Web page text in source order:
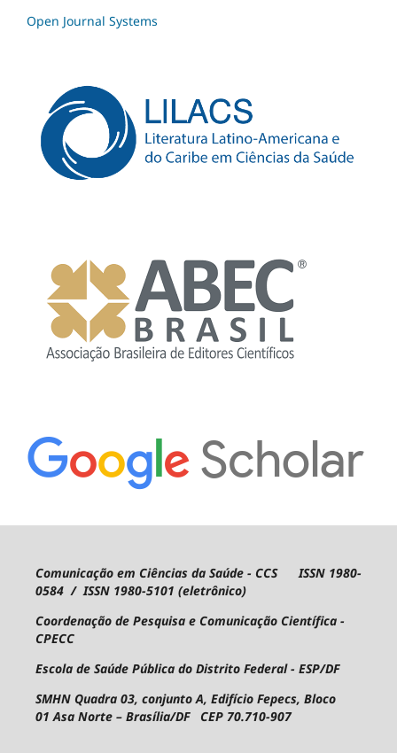
Open Journal Systems
Comunicação em Ciências da Saúde - CCS ISSN 1980-
0584 / ISSN 1980-5101 (eletrônico)
Coordenação de Pesquisa e Comunicação Científica -
CPECC
Escola de Saúde Pública do Distrito Federal - ESP/DF
SMHN Quadra 03, conjunto A, Edifício Fepecs, Bloco
01Asa Norte – Brasília/DF CEP 70.710-907